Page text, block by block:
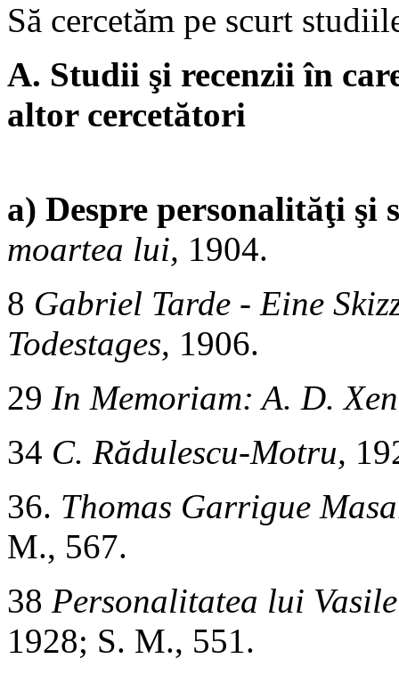
Să cercetăm pe scurt
A. Studii şi recenzii în
altor cercetători
a) Despre personalităţi şi
moartea lui, 1904.
8 Gabriel Tarde - Eine
Todestages, 1906.
29 In Memoriam: A. D.
34 C. Rădulescu-Motru,
36. Thomas Garrigue
M., 567.
38 Personalitatea lui
1928; S. M., 551.